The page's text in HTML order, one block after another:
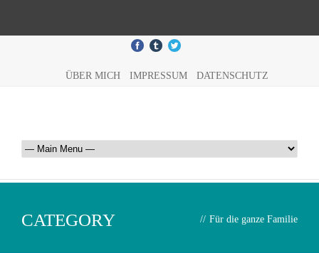
ÜBER MICH IMPRESSUM DATENSCHUTZ
CATEGORY // Für die ganze Familie